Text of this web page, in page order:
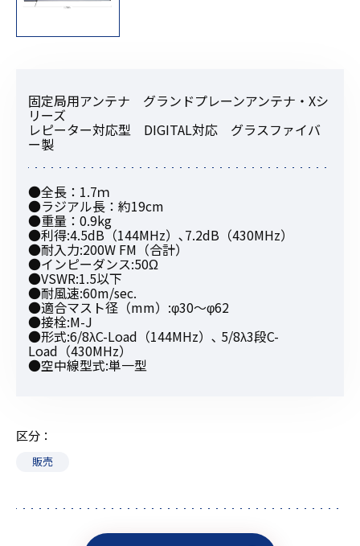
固定局用アンテナ グランドプレーンアンテナ・Xシ
リーズ
レピーター対応型 DIGITAL対応 グラスファイバ
ー製
●全長：1.7ｍ
●ラジアル長：約19cm
●重量：0.9kg
●利得:4.5dB（144MHz）､7.2dB（430MHz）
●耐入力:200W FM（合計）
●インピーダンス:50Ω
●VSWR:1.5以下
●耐風速:60m/sec.
●適合マスト径（mm）:φ30〜φ62
●接栓:M-J
●形式:6/8λC-Load（144MHz）､ 5/8λ3段C-
Load（430MHz）
●空中線型式:単一型
区分
販売